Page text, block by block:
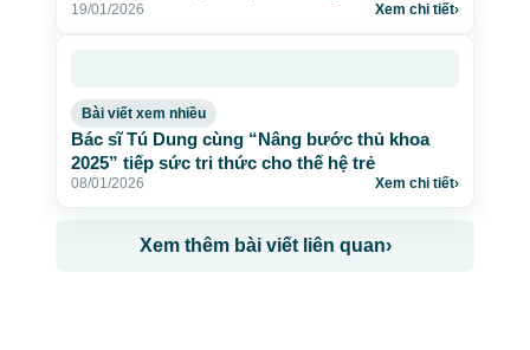
19/01/2026 Xem chi tiết›
Bài viết xem nhiều
Bác sĩ Tú Dung cùng “Nâng bước thủ khoa
2025” tiếp sức tri thức cho thế hệ trẻ
08/01/2026 Xem chi tiết›
Xem thêm bài viết liên quan›